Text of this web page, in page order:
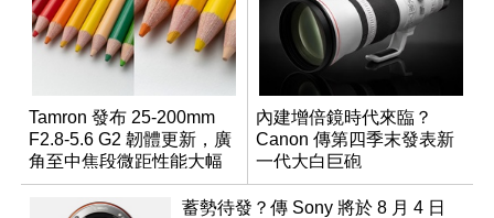
Tamron 發布 25-200mm
F2.8-5.6 G2 韌體更新，廣
角至中焦段微距性能大幅
升級
內建增倍鏡時代來臨？
Canon 傳第四季末發表新
一代大白巨砲
蓄勢待發？傳 Sony 將於 8 月 4 日